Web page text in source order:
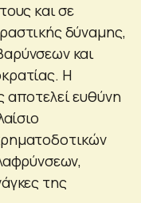
και σε
δύναμης,
και
Η
αποτελεί ευθύνη
της